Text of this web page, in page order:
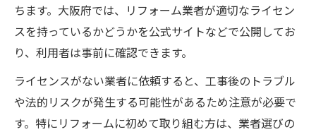
ちます。大阪府では、リフォーム業者が適切なライセン
スを持っているかどうかを公式サイトなどで公開してお
り、利用者は事前に確認できます。
ライセンスがない業者に依頼すると、工事後のトラブル
や法的リスクが発生する可能性があるため注意が必要で
す。特にリフォームに初めて取り組む方は、業者選びの